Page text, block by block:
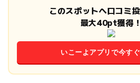
このスポットへ口コミ
最大40pt獲得！
いこーよアプリで今すぐ